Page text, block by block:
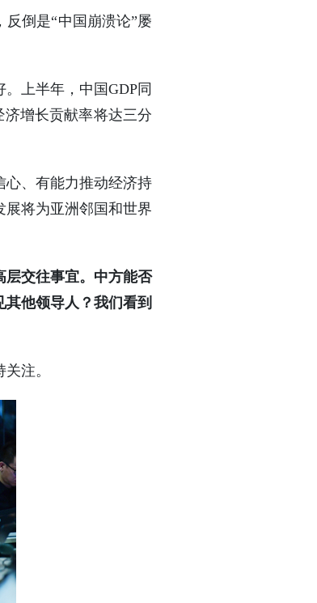
倒是“中国崩溃论”屡
上半年，中国GDP同
济增长贡献率将达三分
心、有能力推动经济持
将为亚洲邻国和世界
层交往事宜。中方能否
他领导人？我们看到
注。